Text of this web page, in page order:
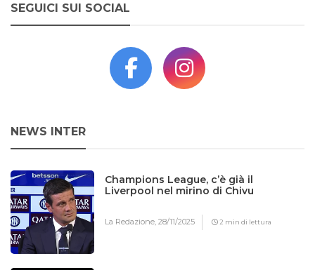
SEGUICI SUI SOCIAL
NEWS INTER
Champions League, c’è già il
Liverpool nel mirino di Chivu
La Redazione,28/11/2025 2 min di lettura